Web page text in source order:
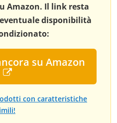
Amazon. Il link resta
disponibilità
su Amazon
con caratteristiche